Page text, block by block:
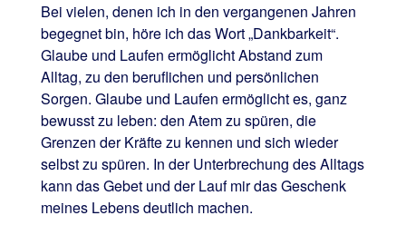
Bei vielen, denen ich in den vergangenen Jahren
begegnet bin, höre ich das Wort „Dankbarkeit“.
Glaube und Laufen ermöglicht Abstand zum
Alltag, zu den beruflichen und persönlichen
Sorgen. Glaube und Laufen ermöglicht es, ganz
bewusst zu leben: den Atem zu spüren, die
Grenzen der Kräfte zu kennen und sich wieder
selbst zu spüren. In der Unterbrechung des Alltags
kann das Gebet und der Lauf mir das Geschenk
meines Lebens deutlich machen.